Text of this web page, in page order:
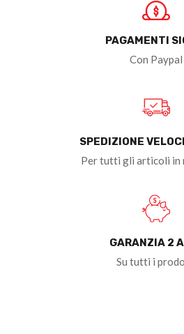
PAGAMENTI
Con Paypal
SPEDIZIONE
Per tutti gli articoli in
GARANZIA 2
Su tutti i